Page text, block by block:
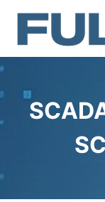
content